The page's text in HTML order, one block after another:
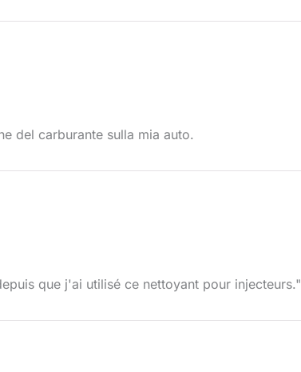
del carburante sulla mia auto.
que j'ai utilisé ce nettoyant pour injecteurs."